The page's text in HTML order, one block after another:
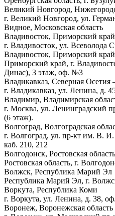
Великий Новгород,
г. Великий Новгород, ул.
Видное, Московская область
Владивосток, Приморский край
г. Владивосток, ул. Всеволода
Владивосток, Приморский край
Приморский край, г.
Динас), 3 этаж, оф. №3
Владикавказ, Северная Осетия
г. Владикавказ, ул. Ленина, д.
Владимир, Владимирская
г. Москва, ул. Ленинградский
(6 этаж).
Волгоград, Волгоградская
г. Волгоград, ул. пр-кт им. В.
каб. 210, 212
Волгодонск, Ростовская область
Ростовская область, г.
Волжск, Республика Марий Эл
Республика Марий Эл, г.
Воркута, Республика Коми
г. Воркута, ул. Ленина, д. 38,
Воронеж, Воронежская область